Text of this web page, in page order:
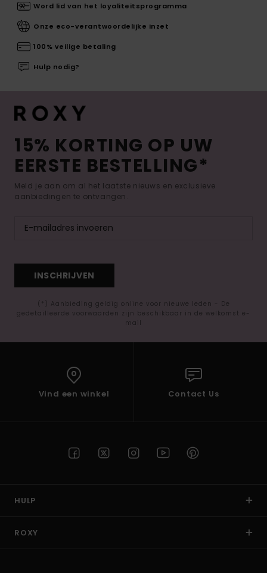
Word lid van het loyaliteitsprogramma
Onze eco-verantwoordelijke inzet
100% veilige betaling
Hulp nodig?
15% KORTING OP UW
EERSTE BESTELLING*
Meld je aan om al het laatste nieuws en exclusieve
aanbiedingen te ontvangen.
INSCHRIJVEN
(*) Aanbieding geldig online voor nieuwe leden - De
gedetailleerde voorwaarden zijn beschikbaar in de welkomst e-
mail
Vind een winkel Contact Us
HULP
ROXY